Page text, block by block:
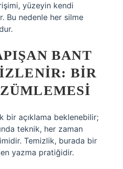
yüzeyin kendi
Bu nedenle her silme
BANT
BIR
bir açıklama beklenebilir;
teknik, her zaman
Temizlik, burada bir
yazma pratiğidir.